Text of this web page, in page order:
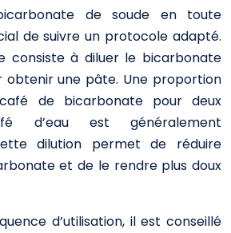
de soude en toute
de suivre un protocole adapté.
consiste à diluer le bicarbonate
obtenir une pâte. Une proportion
de bicarbonate pour deux
d’eau est généralement
dilution permet de réduire
et de le rendre plus doux
d’utilisation, il est conseillé